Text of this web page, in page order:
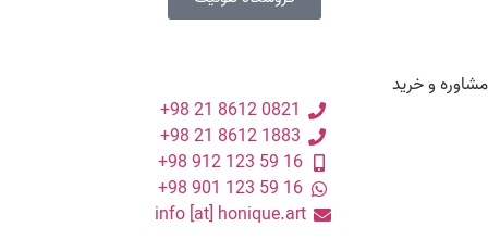
مشاوره و خرید
0821 8612 21 98+
1883 8612 21 98+
16 59 123 912 98+
16 59 123 901 98+
info [at] honique.art